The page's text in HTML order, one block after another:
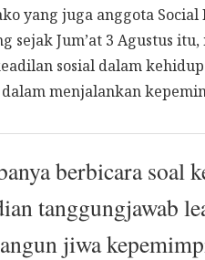
yang juga anggota
sejak Jum’at 3 Agustus
sosial dalam
menjalankan
berbicara soal
tanggungjawab
jiwa